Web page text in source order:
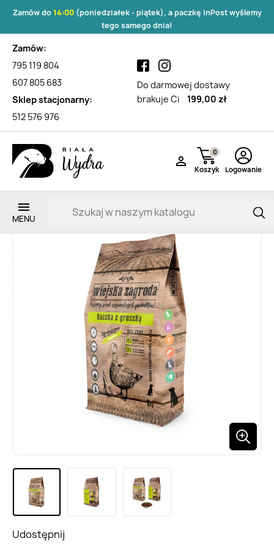
Zamów do14:00(poniedziałek - piątek), a paczkę InPost wyślemy
tego samego dnia!
Zamów:
795 119 804
607 805 683
Sklep stacjonarny:
512 576 976
Do darmowej dostawy
brakuje Ci
199,00 zł

Koszyk
0
Logowanie
Udostępnij